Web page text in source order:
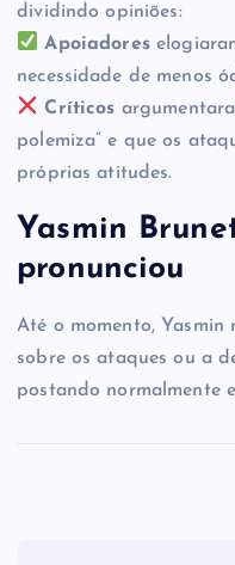
dividindo opiniões:
Apoiadores
necessidade de menos
Críticos
polemiza” e que os
próprias atitudes.
Yasmin
pronunciou
Até o momento, Yasmin
sobre os ataques ou a
postando normalmente